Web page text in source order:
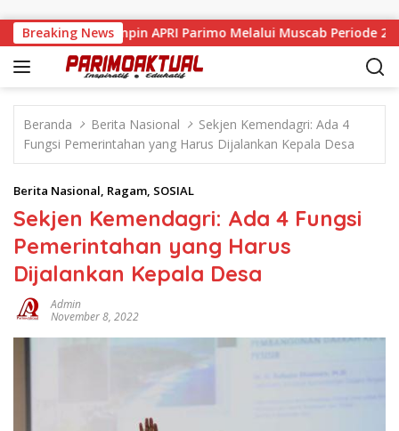
Breaking News
Resmi Pimpin APRI Parimo Melalui Muscab Periode
Beranda Berita Nasional
Sekjen Kemendagri: Ada 4
Fungsi Pemerintahan yang Harus Dijalankan Kepala Desa
Berita Nasional, Ragam, SOSIAL
Sekjen Kemendagri: Ada 4 Fungsi
Pemerintahan yang Harus
Dijalankan Kepala Desa
Admin
November 8, 2022